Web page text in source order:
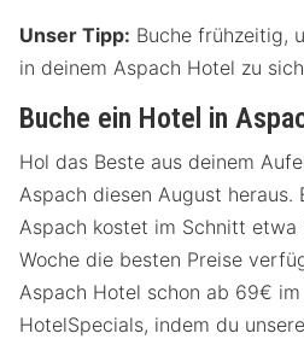
Unser Tipp: Buche frühzeitig,
in deinem Aspach Hotel zu
Buche ein Hotel in
Hol das Beste aus deinem
Aspach diesen August heraus.
Aspach kostet im Schnitt
Woche die besten Preise
Aspach Hotel schon ab 69€
HotelSpecials, indem du